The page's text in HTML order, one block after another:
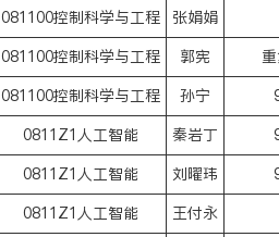
081100控制科学与工程 张娟娟
081100控制科学与工程 郭宪
081100控制科学与工程 孙宁
0811Z1人工智能 秦岩丁
0811Z1人工智能 刘曜玮
0811Z1人工智能
王付永